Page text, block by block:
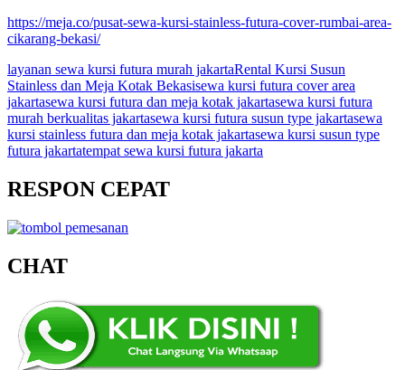
https://meja.co/pusat-sewa-kursi-stainless-futura-cover-rumbai-area-
cikarang-bekasi/
layanan sewa kursi futura murah jakartaRental Kursi Susun
Stainless dan Meja Kotak Bekasisewa kursi futura cover area
jakartasewa kursi futura dan meja kotak jakartasewa kursi futura
murah berkualitas jakartasewa kursi futura susun type jakartasewa
kursi stainless futura dan meja kotak jakartasewa kursi susun type
futura jakartatempat sewa kursi futura jakarta
RESPON CEPAT
CHAT